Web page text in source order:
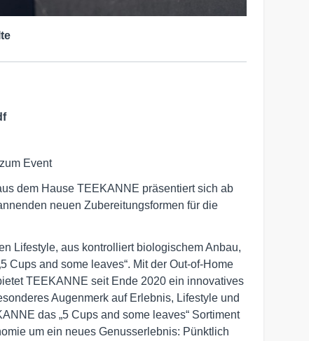
Event
dem Hause TEEKANNE präsentiert sich ab
neuen Zubereitungsformen für die
Lifestyle, aus kontrolliert biologischem Anbau,
Cups and some leaves“. Mit der Out-of-Home
TEEKANNE seit Ende 2020 ein innovatives
Augenmerk auf Erlebnis, Lifestyle und
das „5 Cups and some leaves“ Sortiment
um ein neues Genusserlebnis: Pünktlich